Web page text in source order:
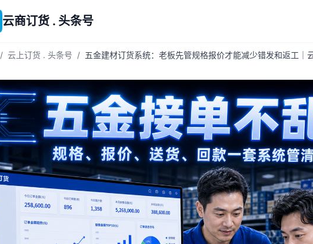
云商订货 . 头条号
/ 云上订货 . 头条号 / 五金建材订货系统：老板先管规格报价才能减少错发和返工